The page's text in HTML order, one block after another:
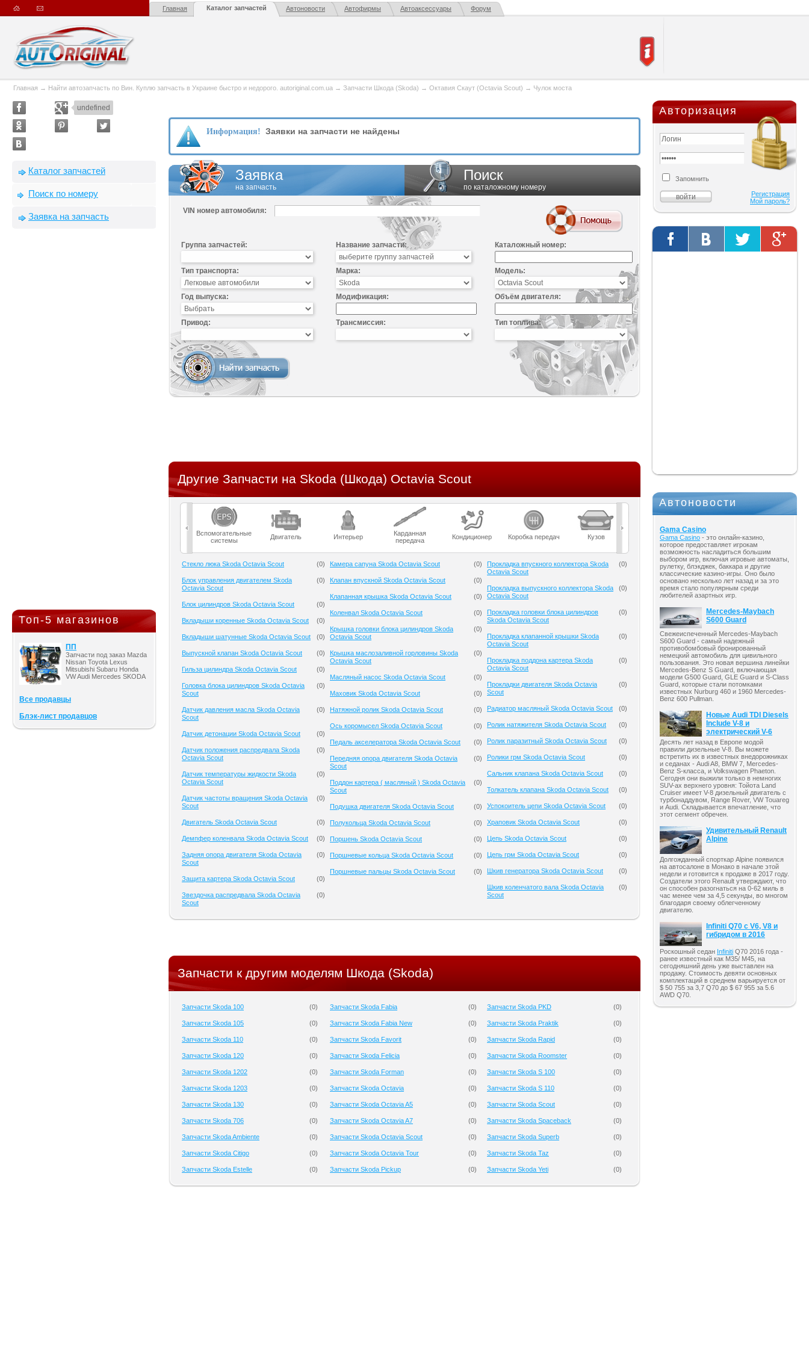
Главная Каталог запчастей Автоновости Автофирмы Автоаксессуары Форум
Главная → Найти автозапчасть по Вин. Куплю запчасть в Украине быстро и недорого. autoriginal.com.ua → Запчасти Шкода (Skoda) → Октавия Скаут (Octavia Scout) → Чулок моста
undefined
Каталог запчастей
Поиск по номеру
Заявка на запчасть
Топ-5 магазинов
ПП
Запчасти под заказ Mazda
Nissan Toyota Lexus
Mitsubishi Subaru Honda
VW Audi Mercedes SKODA
Все продавцы
Блэк-лист продавцов
Информация! Заявки на запчасти не найдены
Заявка
на запчасть
Поиск
по каталожному номеру
VIN номер автомобиля:
Группа запчастей: Название запчасти: Каталожный номер:
Тип транспорта: Марка: Модель:
Год выпуска: Модификация: Объём двигателя:
Привод: Трансмиссия: Тип топлива:
Другие Запчасти на Skoda (Шкода) Octavia Scout
Вспомогательные
системы
Двигатель Интерьер
Карданная
передача
Кондиционер Коробка передач Кузов Масла Мост
Cтекло люка Skoda Octavia Scout (0)
Блок управления двигателем Skoda
Octavia Scout
(0)
Блок цилиндров Skoda Octavia Scout (0)
Вкладыши коренные Skoda Octavia Scout (0)
Вкладыши шатунные Skoda Octavia Scout (0)
Выпускной клапан Skoda Octavia Scout (0)
Гильза цилиндра Skoda Octavia Scout (0)
Головка блока цилиндров Skoda Octavia
Scout
(0)
Датчик давления масла Skoda Octavia
Scout
(0)
Датчик детонации Skoda Octavia Scout (0)
Датчик положения распредвала Skoda
Octavia Scout
(0)
Датчик температуры жидкости Skoda
Octavia Scout
(0)
Датчик частоты вращения Skoda Octavia
Scout
(0)
Двигатель Skoda Octavia Scout (0)
Демпфер коленвала Skoda Octavia Scout (0)
Задняя опора двигателя Skoda Octavia
Scout
(0)
Защита картера Skoda Octavia Scout (0)
Звездочка распредвала Skoda Octavia
Scout
(0)
Камера сапуна Skoda Octavia Scout (0)
Клапан впускной Skoda Octavia Scout (0)
Клапанная крышка Skoda Octavia Scout (0)
Коленвал Skoda Octavia Scout (0)
Крышка головки блока цилиндров Skoda
Octavia Scout
(0)
Крышка маслозаливной горловины Skoda
Octavia Scout
(0)
Масляный насос Skoda Octavia Scout (0)
Маховик Skoda Octavia Scout (0)
Натяжной ролик Skoda Octavia Scout (0)
Ось коромысел Skoda Octavia Scout (0)
Педаль акселератора Skoda Octavia Scout (0)
Передняя опора двигателя Skoda Octavia
Scout
(0)
Поддон картера ( масляный ) Skoda Octavia
Scout
(0)
Подушка двигателя Skoda Octavia Scout (0)
Полукольца Skoda Octavia Scout (0)
Поршень Skoda Octavia Scout (0)
Поршневые кольца Skoda Octavia Scout (0)
Поршневые пальцы Skoda Octavia Scout (0)
Прокладка впускного коллектора Skoda
Octavia Scout
(0)
Прокладка выпускного коллектора Skoda
Octavia Scout
(0)
Прокладка головки блока цилиндров
Skoda Octavia Scout
(0)
Прокладка клапанной крышки Skoda
Octavia Scout
(0)
Прокладка поддона картера Skoda
Octavia Scout
(0)
Прокладки двигателя Skoda Octavia
Scout
(0)
Радиатор масляный Skoda Octavia Scout (0)
Ролик натяжителя Skoda Octavia Scout (0)
Ролик паразитный Skoda Octavia Scout (0)
Ролики грм Skoda Octavia Scout (0)
Сальник клапана Skoda Octavia Scout (0)
Толкатель клапана Skoda Octavia Scout (0)
Успокоитель цепи Skoda Octavia Scout (0)
Храповик Skoda Octavia Scout (0)
Цепь Skoda Octavia Scout (0)
Цепь грм Skoda Octavia Scout (0)
Шкив генератора Skoda Octavia Scout (0)
Шкив коленчатого вала Skoda Octavia
Scout
(0)
Запчасти к другим моделям Шкода (Skoda)
Запчасти Skoda 100 (0)
Запчасти Skoda 105 (0)
Запчасти Skoda 110 (0)
Запчасти Skoda 120 (0)
Запчасти Skoda 1202 (0)
Запчасти Skoda 1203 (0)
Запчасти Skoda 130 (0)
Запчасти Skoda 706 (0)
Запчасти Skoda Ambiente (0)
Запчасти Skoda Citigo (0)
Запчасти Skoda Estelle (0)
Запчасти Skoda Fabia (0)
Запчасти Skoda Fabia New (0)
Запчасти Skoda Favorit (0)
Запчасти Skoda Felicia (0)
Запчасти Skoda Forman (0)
Запчасти Skoda Octavia (0)
Запчасти Skoda Octavia A5 (0)
Запчасти Skoda Octavia A7 (0)
Запчасти Skoda Octavia Scout (0)
Запчасти Skoda Octavia Tour (0)
Запчасти Skoda Pickup (0)
Запчасти Skoda PKD (0)
Запчасти Skoda Praktik (0)
Запчасти Skoda Rapid (0)
Запчасти Skoda Roomster (0)
Запчасти Skoda S 100 (0)
Запчасти Skoda S 110 (0)
Запчасти Skoda Scout (0)
Запчасти Skoda Spaceback (0)
Запчасти Skoda Superb (0)
Запчасти Skoda Taz (0)
Запчасти Skoda Yeti (0)
Авторизация
Запомнить
Регистрация
Мой пароль?
Автоновости
Gama Casino
Gama Casino - это онлайн-казино,
которое предоставляет игрокам
возможность насладиться большим
выбором игр, включая игровые автоматы,
рулетку, блэкджек, баккара и другие
классические казино-игры. Оно было
основано несколько лет назад и за это
время стало популярным среди
любителей азартных игр.
Mercedes-Maybach
S600 Guard
Свежеиспеченный Mercedes-Maybach
S600 Guard - самый надежный
противобомбовый бронированный
немецкий автомобиль для цивильного
пользования. Это новая вершина линейки
Mercedes-Benz S Guard, включающая
модели G500 Guard, GLE Guard и S-Class
Guard, которые стали потомками
известных Nurburg 460 и 1960 Mercedes-
Benz 600 Pullman.
Новые Audi TDI Diesels
Include V-8 и
электрический V-6
Десять лет назад в Европе модой
правили дизельные V-8. Вы можете
встретить их в известных внедорожниках
и седанах - Audi A8, BMW 7, Mercedes-
Benz S-класса, и Volkswagen Phaeton.
Сегодня они выжили только в немногих
SUV-ах верхнего уровня: Тойота Land
Cruiser имеет V-8 дизельный двигатель с
турбонаддувом, Range Rover, VW Touareg
и Audi. Складывается впечатление, что
этот сегмент обречен.
Удивительный Renault
Alpine
Долгожданный спорткар Alpine появился
на автосалоне в Монако в начале этой
недели и готовится к продаже в 2017 году.
Создатели этого Renault утверждают, что
он способен разогнаться на 0-62 миль в
час менее чем за 4,5 секунды, во многом
благодаря своему облегченному
двигателю.
Infiniti Q70 с V6, V8 и
гибридом в 2016
Роскошный седан Infiniti Q70 2016 года -
ранее известный как M35/ M45, на
сегодняшний день уже выставлен на
продажу. Стоимость девяти основных
комплектаций в среднем варьируется от
$ 50 755 за 3,7 Q70 до $ 67 955 за 5.6
AWD Q70.